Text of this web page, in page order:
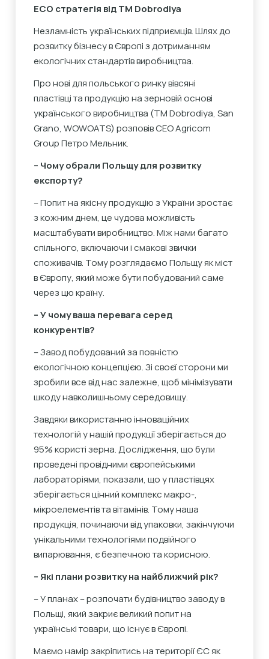
ECO стратегія від ТМ Dobrodiya
Незламність українських підприємців. Шлях до
розвитку бізнесу в Європі з дотриманням
екологічних стандартів виробництва.
Про нові для польського ринку вівсяні
пластівці та продукцію на зерновій основі
українського виробництва (TM Dobrodiya, San
Grano, WOWOATS) розповів CEO Agricom
Group Петро Мельник.
– Чому обрали Польщу для розвитку
експорту?
– Попит на якісну продукцію з України зростає
з кожним днем, це чудова можливість
масштабувати виробництво. Між нами багато
спільного, включаючи і смакові звички
споживачів. Тому розглядаємо Польщу як міст
в Європу, який може бути побудований саме
через цю країну.
– Учому ваша перевага серед
конкурентів?
– Завод побудований за повністю
екологічною концепцією. Зі своєї сторони ми
зробили все від нас залежне, щоб мінімізувати
шкоду навколишньому середовищу.
Завдяки використанню інноваційних
технологій у нашій продукції зберігається до
95% користі зерна. Дослідження, що були
проведені провідними європейськими
лабораторіями, показали, що у пластівцях
зберігається цінний комплекс макро-,
мікроелементів та вітамінів. Тому наша
продукція, починаючи від упаковки, закінчуючи
унікальними технологіями подвійного
випарювання, є безпечною та корисною.
– Які плани розвитку на найближчий рік?
– У планах – розпочати будівництво заводу в
Польщі, який закриє великий попит на
українські товари, що існує в Європі.
Маємо намір закріпитись на території ЄС як